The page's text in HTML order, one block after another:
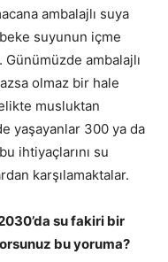
ambalajlı suya
suyunun içme
Günümüzde ambalajlı
olmaz bir hale
musluktan
yaşayanlar 300 ya da
ihtiyaçlarını su
karşılamaktalar.
su fakiri bir
bu yoruma?